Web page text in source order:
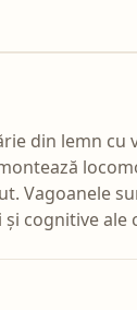
din lemn
Vagoanele
cognitive ale